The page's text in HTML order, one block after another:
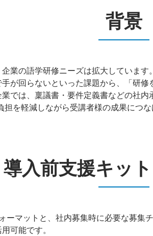
背景
業の語学研修ニーズは拡大していま
が回らないといった課題から、「研
では、稟議書・要件定義書などの社内
を軽減しながら受講者様の成果につ
導入前支援キッ
ーマットと、社内募集時に必要な募集
可能です。